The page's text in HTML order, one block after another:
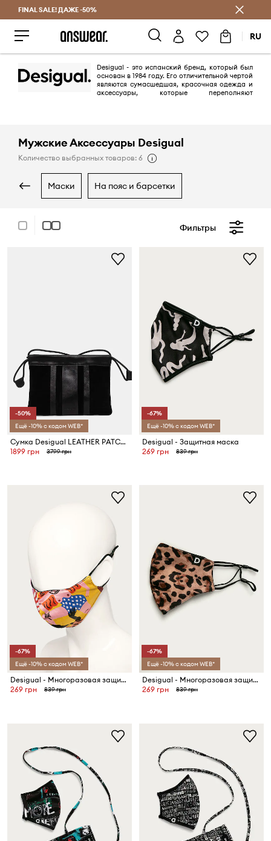
FINAL SALE! ДАЖЕ -50%
RU
Desigual - это испанский бренд, который был
основан в 1984 году. Его отличительной чертой
являются сумасшедшая, красочная одежда и
аксессуары, которые переполняют
Мужские Аксессуары Desigual
Количество выбранных товаров: 6
маски на пояс и барсетки
Фильтры
-50%
Ещё -10% с кодом WEB*
Сумка Desigual LEATHER PATCH CAYETA
1899 грн
3799 грн
-67%
Ещё -10% с кодом WEB*
Desigual - Защитная маска
269 грн
839 грн
-67%
Ещё -10% с кодом WEB*
Desigual - Многоразовая защитная маска
269 грн
839 грн
-67%
Ещё -10% с кодом WEB*
Desigual - Многоразовая защитная маска
269 грн
839 грн